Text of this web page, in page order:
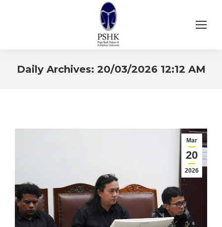
Daily Archives: 20/03/2026 12:12 AM
Mar
20
2026